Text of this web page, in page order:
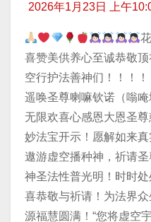
2026年1月23日 上午
喜赞美供养心至诚恭敬
空行护法善神们！！！！
遥唤圣尊喇嘛钦诺（嗡唵
无限欢喜心感恩大恩圣
妙法宝开示！愿解如来
遨游虚空播种神，祈请
神圣法性普光明！时时
喜恭敬与祈请！为法界
源福慧圆满！“您将虚空